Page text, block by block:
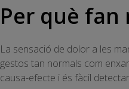
Per què fan
La sensació de dolor a les
gestos tan normals com
causa-efecte i és fàcil